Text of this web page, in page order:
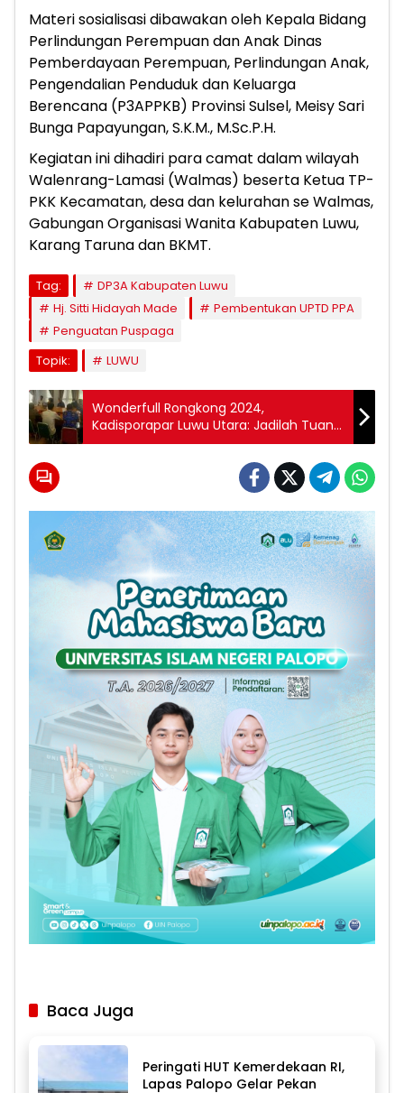
Materi sosialisasi dibawakan oleh Kepala Bidang
Perlindungan Perempuan dan Anak Dinas
Pemberdayaan Perempuan, Perlindungan Anak,
Pengendalian Penduduk dan Keluarga
Berencana (P3APPKB) Provinsi Sulsel, Meisy Sari
Bunga Papayungan, S.K.M., M.Sc.P.H.
Kegiatan ini dihadiri para camat dalam wilayah
Walenrang-Lamasi (Walmas) beserta Ketua TP-
PKK Kecamatan, desa dan kelurahan se Walmas,
Gabungan Organisasi Wanita Kabupaten Luwu,
Karang Taruna dan BKMT.
Tag:
DP3A Kabupaten Luwu
Hj. Sitti Hidayah Made
Pembentukan UPTD PPA
Penguatan Puspaga
Topik:
LUWU
Wonderfull Rongkong 2024,
Kadisporapar Luwu Utara: Jadilah Tuan
Rumah Yang Baik
Baca Juga
Peringati HUT Kemerdekaan RI,
Lapas Palopo Gelar Pekan